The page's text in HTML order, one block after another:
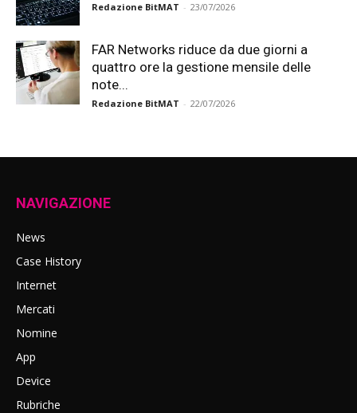
Redazione BitMAT - 23/07/2026
FAR Networks riduce da due giorni a
quattro ore la gestione mensile delle
note...
Redazione BitMAT - 22/07/2026
NAVIGAZIONE
News
Case History
Internet
Mercati
Nomine
App
Device
Rubriche